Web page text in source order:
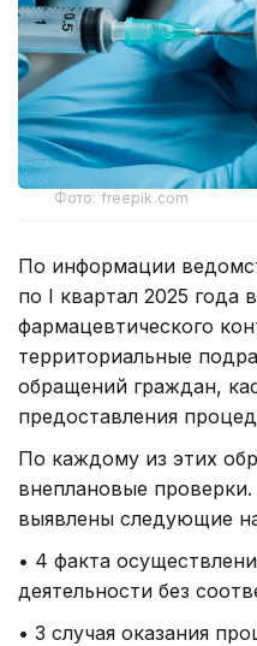
Фото: freepik.com
По информации
по I квартал 2025 года
фармацевтического
территориальные
обращений граждан,
предоставления
По каждому из этих
внеплановые
выявлены следующие
• 4 факта
деятельности без
• 3 случая оказания